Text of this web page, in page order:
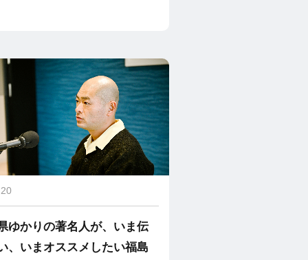
ゆかりの著名人が、いま伝
、いまオススメしたい福島